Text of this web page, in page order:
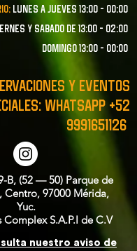
lunes a JUEVES 13:00 - 00:00
Y SABADO de 13:00 - 02:00
domingo 13:00 - 00:00
y EVENTOS
WHATSAPP +52
9991651126
B, (52 — 50) Parque de
Centro, 97000 Mérida,
Yuc.
S.A.P.I de C.V
nuestro aviso de